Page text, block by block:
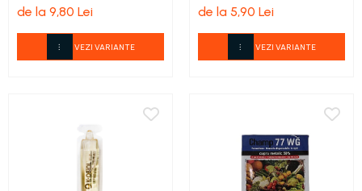
de la 9,80 Lei
VEZI VARIANTE
de la 5,90 Lei
VEZI VARIANTE